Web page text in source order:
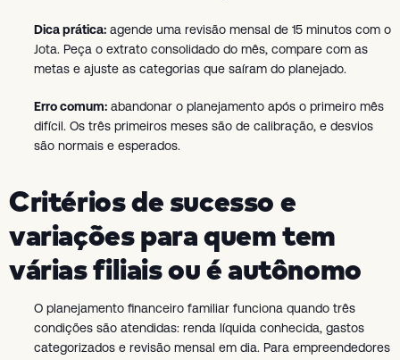
Dica prática: agende uma revisão mensal de 15 minutos com o
Jota. Peça o extrato consolidado do mês, compare com as
metas e ajuste as categorias que saíram do planejado.
Erro comum: abandonar o planejamento após o primeiro mês
difícil. Os três primeiros meses são de calibração, e desvios
são normais e esperados.
Critérios de sucesso e
variações para quem tem
várias filiais ou é autônomo
O planejamento financeiro familiar funciona quando três
condições são atendidas: renda líquida conhecida, gastos
categorizados e revisão mensal em dia. Para empreendedores